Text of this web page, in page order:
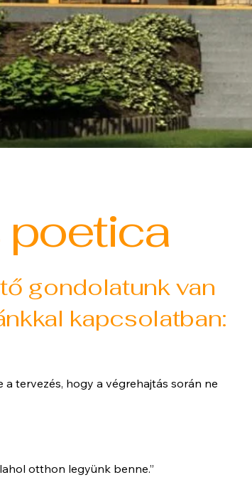
poetica
gondolatunk van
kapcsolatban:
a tervezés, hogy a végrehajtás során ne
minden
otthon legyünk benne.”